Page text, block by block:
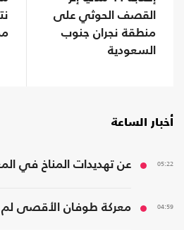
القصف الحوثي على
منطقة نجران جنوب
السعودية
أخبار الساعة
05:22 عن تهديدات المناخ في
04:59 معركة طوفان الأقصى لم